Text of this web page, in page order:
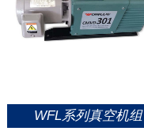
WFL系列真空机组